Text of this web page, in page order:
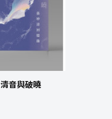
清音與破曉